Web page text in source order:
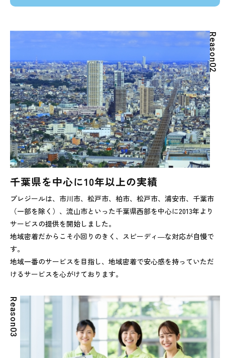
R
e
a
s
o
n
0
2
千葉県を中心に10年以上の実績
プレジールは、市川市、松戸市、柏市、松戸市、浦安市、千葉市
（一部を除く）、流山市といった千葉県西部を中心に2013年より
サービスの提供を開始しました。
地域密着だからこそ小回りのきく、スピーディ―な対応が自慢で
す。
地域一番のサービスを目指し、地域密着で安心感を持っていただ
けるサービスを心がけております。
R
e
a
s
o
n
0
3